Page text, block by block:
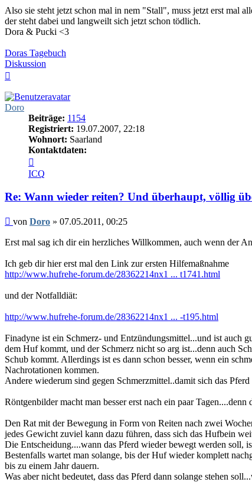
Also sie steht jetzt schon mal in nem "Stall", muss jetzt erst mal
der steht dabei und langweilt sich jetzt schon tödlich.
Dora & Pucki <3
Doras Tagebuch
Diskussion
Doro
Beiträge: 1154
Registriert: 19.07.2007, 22:18
Wohnort: Saarland
Kontaktdaten:
von
Doro
ICQ
Re: Wann wieder reiten? Und überhaupt, völlig
Beitrag
von Doro » 07.05.2011, 00:25
Erst mal sag ich dir ein herzliches Willkommen, auch wenn der
Ich geb dir hier erst mal den Link zur ersten Hilfemaßnahme
http://www.hufrehe-forum.de/28362214nx1 ... t1741.html
und der Notfalldiät:
http://www.hufrehe-forum.de/28362214nx1 ... -t195.html
Finadyne ist ein Schmerz- und Entzündungsmittel...und ist auch
dem Huf kommt, und der Schmerz nicht so arg ist...denn auch
Schub kommt. Allerdings ist es dann schon besser, wenn ein
Nachrotationen kommen.
Andere wiederum sind gegen Schmerzmittel..damit sich das
Röntgenbilder macht man besser erst nach ein paar
Den Rat mit der Bewegung in Form von Reiten nach zwei
jedes Gewicht zuviel kann dazu führen, dass sich das Hufbein
Die Entscheidung....wann das Pferd wieder bewegt werden soll,
Bestenfalls wartet man solange, bis der Huf wieder komplett
bis zu einem Jahr dauern.
Was aber nicht bedeutet, dass das Pferd dann solange stehen